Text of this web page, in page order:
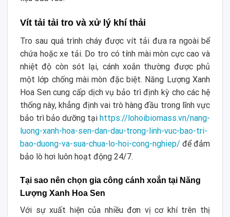
Vít tải tải tro và xử lý khí thải
Tro sau quá trình cháy được vít tải đưa ra ngoài bể
chứa hoặc xe tải. Do tro có tính mài mòn cực cao và
nhiệt độ còn sót lại, cánh xoắn thường được phủ
một lớp chống mài mòn đặc biệt. Năng Lượng Xanh
Hoa Sen cung cấp dịch vụ bảo trì định kỳ cho các hệ
thống này, khẳng định vai trò hàng đầu trong lĩnh vực
bảo trì bảo dưỡng tại https://lohoibiomass.vn/nang-
luong-xanh-hoa-sen-dan-dau-trong-linh-vuc-bao-tri-
bao-duong-va-sua-chua-lo-hoi-cong-nghiep/ để đảm
bảo lò hơi luôn hoạt động 24/7.
Tại sao nên chọn gia công cánh xoắn tại Năng
Lượng Xanh Hoa Sen
Với sự xuất hiện của nhiều đơn vị cơ khí trên thị